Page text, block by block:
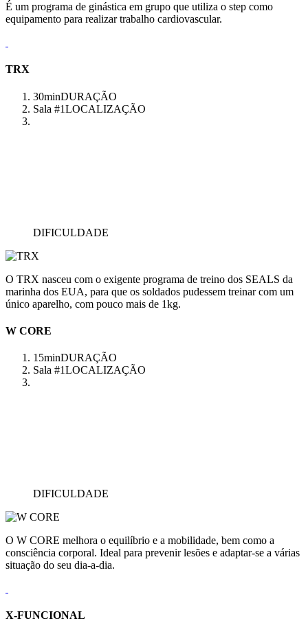
É um programa de ginástica em grupo que utiliza o step como
equipamento para realizar trabalho cardiovascular.
TRX
30minDURAÇÃO
Sala #1LOCALIZAÇÃO
DIFICULDADE
O TRX nasceu com o exigente programa de treino dos SEALS da
marinha dos EUA, para que os soldados pudessem treinar com um
único aparelho, com pouco mais de 1kg.
W CORE
15minDURAÇÃO
Sala #1LOCALIZAÇÃO
DIFICULDADE
O W CORE melhora o equilíbrio e a mobilidade, bem como a
consciência corporal. Ideal para prevenir lesões e adaptar-se a várias
situação do seu dia-a-dia.
X-FUNCIONAL